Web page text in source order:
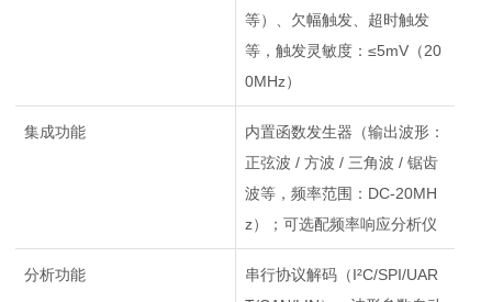
等）、欠幅触发、超时触发
等，触发灵敏度：≤5mV（20
0MHz）
集成功能
内置函数发生器（输出波形：
正弦波 / 方波 / 三角波 / 锯齿
波等，频率范围：DC-20MH
z）；可选配频率响应分析仪
分析功能
串行协议解码（I²C/SPI/UAR